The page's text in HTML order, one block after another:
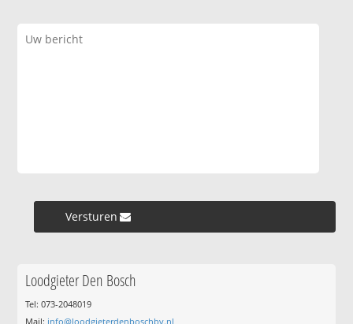
Versturen »
Loodgieter Den Bosch
Tel: 073-2048019
Mail: info@loodgieterdenboschbv.nl